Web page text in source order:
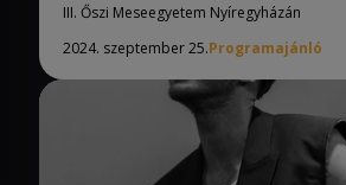
III. Őszi Meseegyetem Nyíregyházán
2024. szeptember 25.Programajánló